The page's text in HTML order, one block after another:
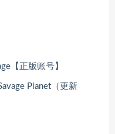
【正版账号】